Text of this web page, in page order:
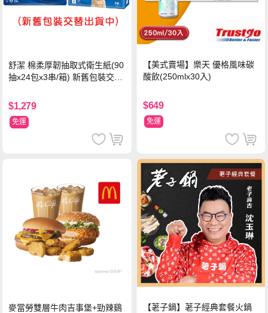
舒潔 棉柔厚韌抽取式衛生紙(90
抽x24包x3串/箱) 新舊包裝交替
$1,279
免運
【美式賣場】樂天 優格風味碳
酸飲(250mlx30入)
$649
免運
麥當勞雙層牛肉吉事堡+勁辣鷄
【荖子鍋】荖子經典套餐火鍋